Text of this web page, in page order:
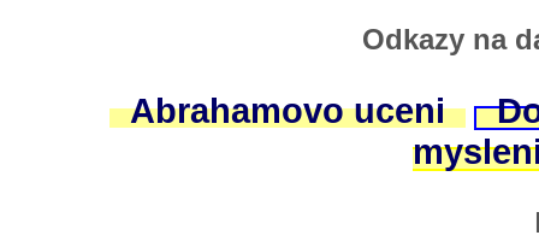
Odkazy na
Abrahamovo uceni